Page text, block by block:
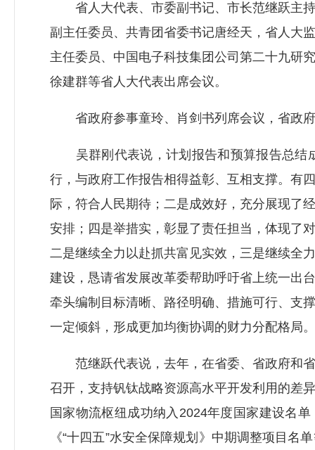
省人大代表、市委副书记、市长范继跃主持
副主任委员、共青团省委书记唐经天，省人大
主任委员、中国电子科技集团公司第二十九研
徐建群等省人大代表出席会议。
省政府参事童玲、肖剑书列席会议，省政府
吴群刚代表说，计划报告和预算报告总结
行，与政府工作报告相得益彰、互相支撑。有
际，符合人民期待；二是成效好，充分展现了
安排；四是举措实，彰显了责任担当，体现了
二是继续全力以赴抓共富见实效，三是继续全
建设，恳请省发展改革委帮助呼吁省上统一出
牵头编制目标清晰、路径明确、措施可行、支
一定倾斜，形成更加均衡协调的财力分配格局。
范继跃代表说，去年，在省委、省政府和省
召开，支持钒钛战略资源高水平开发利用的差
国家物流枢纽成功纳入2024年度国家建设名
《“十四五”水安全保障规划》中期调整项目